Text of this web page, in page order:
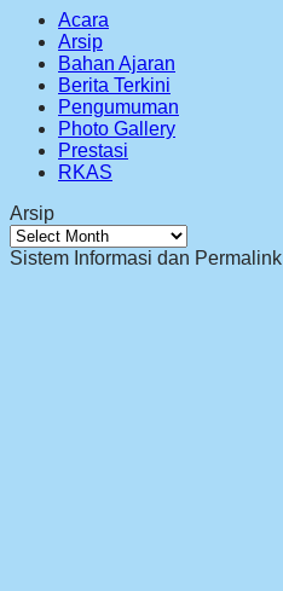
Acara
Arsip
Bahan Ajaran
Berita Terkini
Pengumuman
Photo Gallery
Prestasi
RKAS
Arsip
Arsip
Sistem Informasi dan Permalink